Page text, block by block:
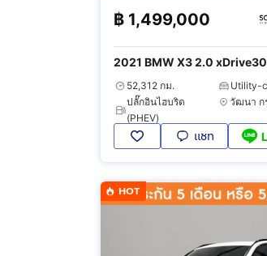
฿ 1,499,000
2021 BMW X3 2.0
4WD52,312 กม.
Utility-
ปลั๊กอินไฮบริด
(PHEV)
แชท
HOT